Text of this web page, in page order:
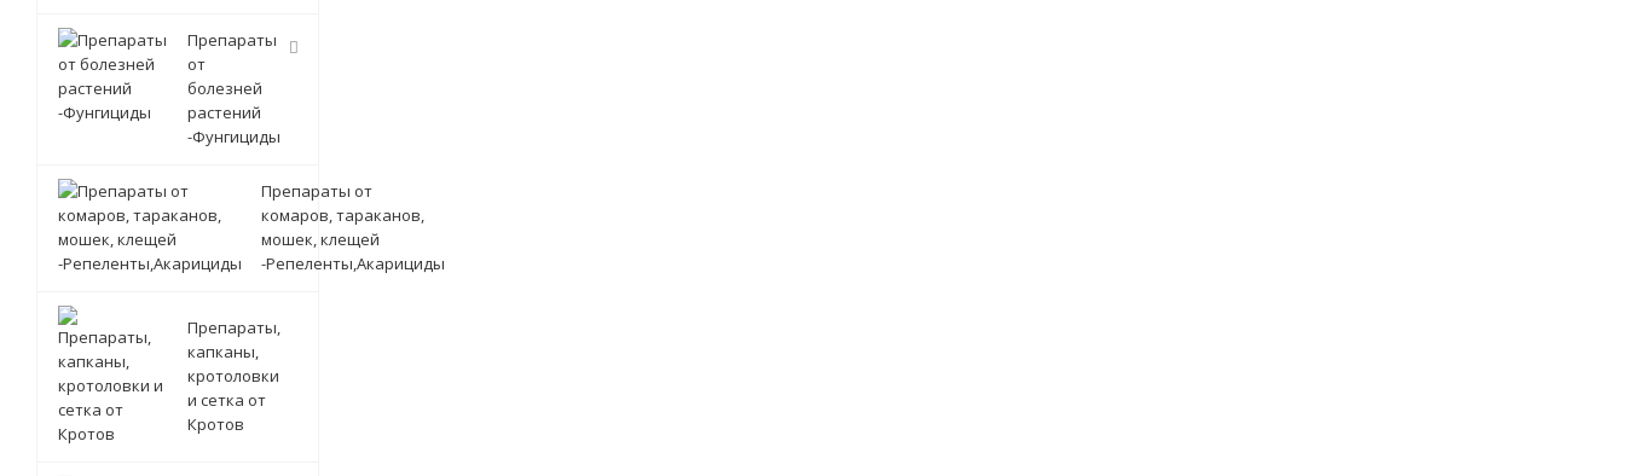
Препараты
от
болезней
растений
-Фунгициды
Препараты от
комаров, тараканов,
мошек, клещей
-Репеленты,Акарициды
Препараты,
капканы,
кротоловки
и сетка от
Кротов